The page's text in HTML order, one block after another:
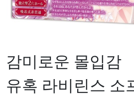
감미로운 몰입감
유혹 라비린스 소